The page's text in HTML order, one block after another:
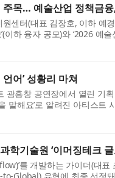
목… 예술산업 정책금
센터(대표 김장호, 이하 예
하 융자 공모)와 ‘2026 예
어’ 성황리 마쳐
광흥창 공연장에서 열린 기
말해요’로 알려진 아티스
기술원 ‘이머징테크
를 개발하는 가이더(대
Global) 유형에 최종 선정